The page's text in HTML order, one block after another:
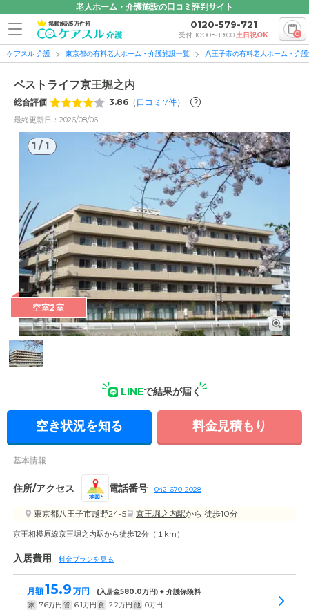
老人ホーム・介護施設の口コミ評判サイト
掲載施設5万件超 0120-579-721
受付 10:00〜19:00土日祝OK 0
ケアスル 介護 東京都の有料老人ホーム・介護施設一覧 八王子市の有料老人ホーム・介
ベストライフ京王堀之内
総合評価 3.86 （ 口コミ 7件） ?
最終更新日：2026/08/06
1 / 1
1/1
外観: 四季折々の豊かな緑に囲まれたロケーションのもと、ゆ
とりある毎日をお過ごしいただけます。
空室2室
LINEで結果が届く
空き状況を知る 料金見積もり
基本情報
住所/アクセス
地図
電話番号 042-670-2028
東京都八王子市越野24-5 京王堀之内駅から 徒歩10分
京王相模原線京王堀之内駅から徒歩12分（１km）
入居費用 料金プランを見る
月額15.9 万円 (入居金580.0万円) + 介護保険料
家 7.6万円 管 6.1万円 食 2.2万円 他 0万円